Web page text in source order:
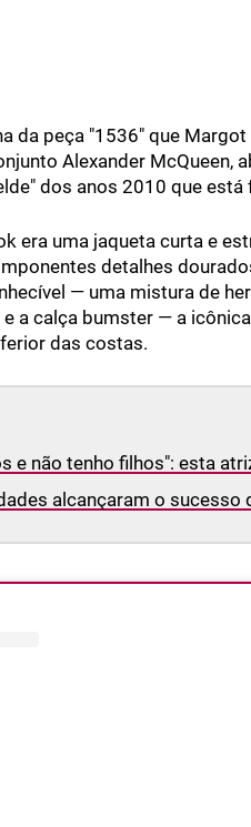
da peça "1536" que
Alexander McQueen,
dos anos 2010 que
era uma jaqueta curta e
detalhes
— uma mistura de
a calça bumster — a
das costas.
e não tenho filhos": esta
alcançaram o